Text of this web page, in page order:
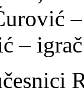
–